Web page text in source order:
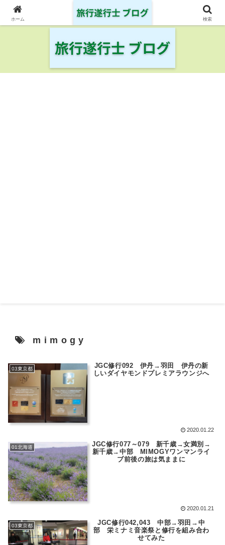
日本の鉄道・空港を制覇した旅行遂行士の旅の記録
mimogy
03東京都
JGC修行092 伊丹→羽田 伊丹の新
しいダイヤモンドプレミアラウンジへ
2020.01.22
01北海道
JGC修行077～079 新千歳→女満別→
新千歳→中部 MIMOGYワンマンライ
ブ前後の旅は気ままに
2020.01.21
03東京都
JGC修行042,043 中部→羽田→中
部 栄ミナミ音楽祭と修行を組み合わ
せてみた
ホーム 検索